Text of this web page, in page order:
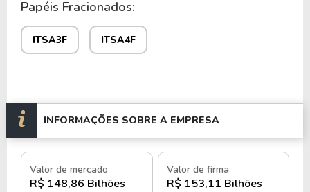
Além disso, a holding tem participação em áreas de
private equity, venture capital, fundos de
A Itaúsa é listada na B3 sob os códigos ITSA4 e
ITSA3,e no mercado fracionário, sob os tickers
ITSA4F e ITSA3F, presente também na carteira do
Dow Jones Sustainability World Index (DJSI),
Papéis Fracionados:
ITSA3F ITSA4F
INFORMAÇÕES SOBRE A EMPRESA
Valor de mercado
R$ 148,86 Bilhões
Valor de firma
R$ 153,11 Bilhões